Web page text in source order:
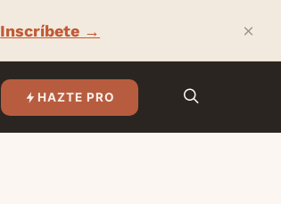
Inscríbete → ×
HAZTE PRO